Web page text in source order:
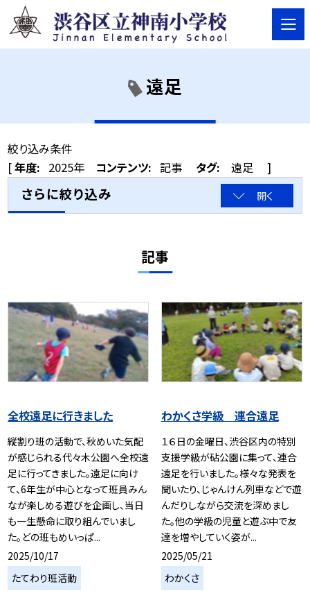
遠足
絞り込み条件
[年度: 2025年 コンテンツ: 記事 タグ: 遠足 ]
さらに絞り込み 開く
記事
全校遠足に行きました
縦割り班の活動で、秋めいた気配
が感じられる代々木公園へ全校遠
足に行ってきました。遠足に向け
て、6年生が中心となって班員みん
なが楽しめる遊びを企画し、当日
も一生懸命に取り組んでいまし
た。どの班もめいっぱ...
2025/10/17
たてわり班活動
わかくさ学級 連合遠足
１６日の金曜日、渋谷区内の特別
支援学級が砧公園に集って、連合
遠足を行いました。様々な発表を
聞いたり、じゃんけん列車などで遊
んだりしながら交流を深めまし
た。他の学級の児童と遊ぶ中で友
達を増やしていく姿が...
2025/05/21
わかくさ